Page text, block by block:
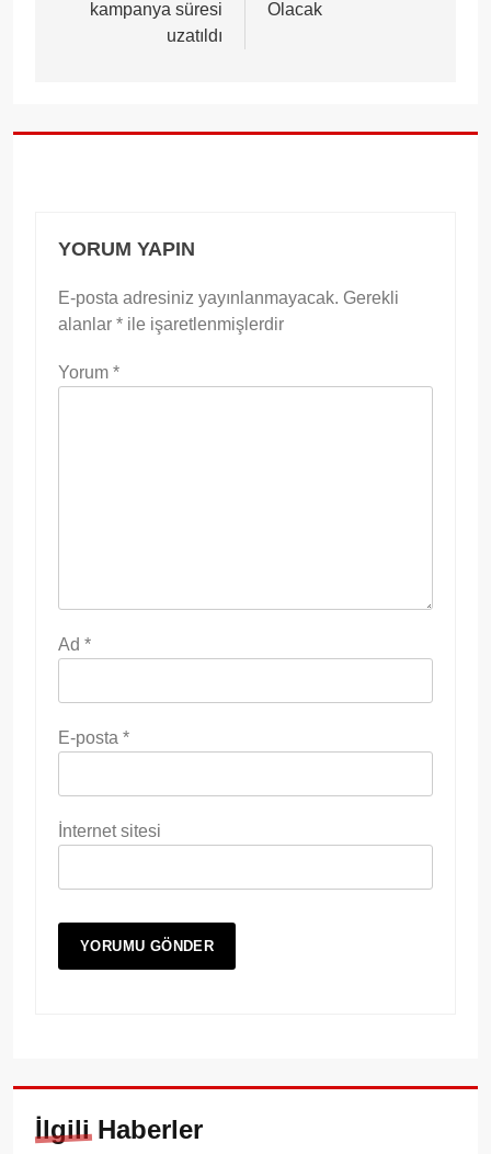
kampanya süresi
uzatıldı
Olacak
YORUM YAPIN
E-posta adresiniz yayınlanmayacak. Gerekli
alanlar * ile işaretlenmişlerdir
Yorum *
Ad *
E-posta *
İnternet sitesi
İlgili Haberler